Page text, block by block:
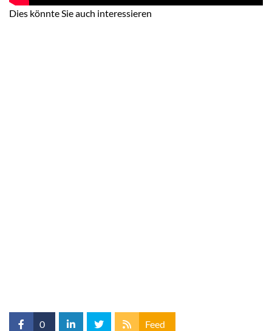
Dies könnte Sie auch interessieren
0 Feed